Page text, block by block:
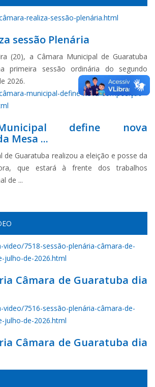
sessão Plenária
(20), a Câmara Municipal de Guaratuba
primeira sessão ordinária do segundo
2026.
define nova
Mesa ...
de Guaratuba realizou a eleição e posse da
que estará à frente dos trabalhos
de ...
Câmara de Guaratuba dia
Câmara de Guaratuba dia